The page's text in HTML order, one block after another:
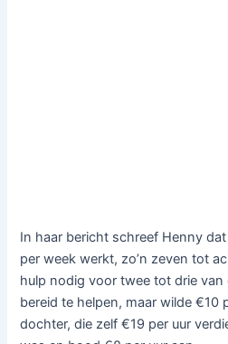
In haar bericht schreef Henny
per week werkt, zo’n zeven tot
hulp nodig voor twee tot drie
bereid te helpen, maar wilde €10
dochter, die zelf €19 per uur